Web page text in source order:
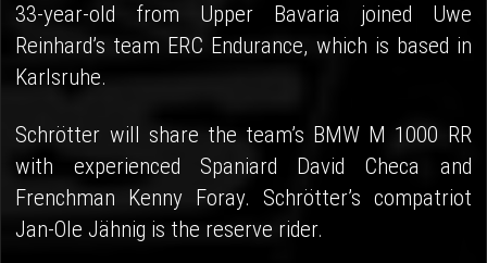
33-year-old from Upper Bavaria joined Uwe
Reinhard’s team ERC Endurance, which is based in
Karlsruhe.
Schrötter will share the team’s BMW M 1000 RR
with experienced Spaniard David Checa and
Frenchman Kenny Foray. Schrötter’s compatriot
Jan-Ole Jähnig is the reserve rider.